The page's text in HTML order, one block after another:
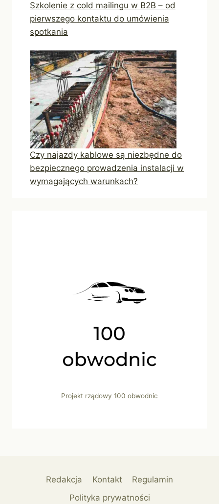
Szkolenie z cold mailingu w B2B – od
pierwszego kontaktu do umówienia
spotkania
Czy najazdy kablowe są niezbędne do
bezpiecznego prowadzenia instalacji w
wymagających warunkach?
Projekt rządowy 100 obwodnic
Redakcja Kontakt
Regulamin
Polityka prywatności